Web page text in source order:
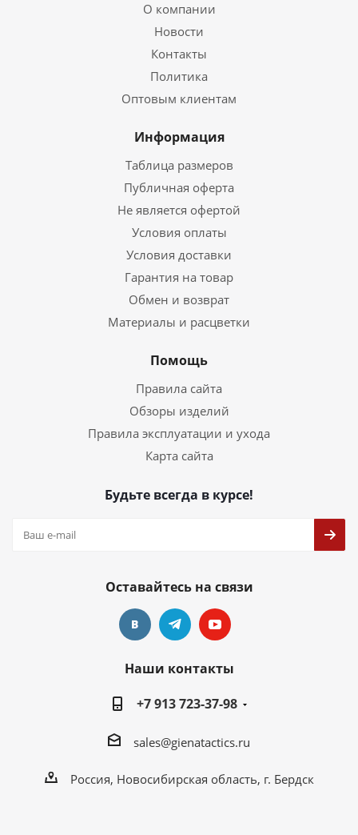
О компании
Новости
Контакты
Политика
Оптовым клиентам
Информация
Таблица размеров
Публичная оферта
Не является офертой
Условия оплаты
Условия доставки
Гарантия на товар
Обмен и возврат
Материалы и расцветки
Помощь
Правила сайта
Обзоры изделий
Правила эксплуатации и ухода
Карта сайта
Будьте всегда в курсе!
Оставайтесь на связи
Наши контакты
+7 913 723-37-98
sales@gienatactics.ru
Россия, Новосибирская область, г. Бердск